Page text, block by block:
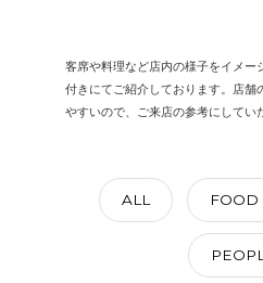
客席や料理など店内の様子をイメー
付きにてご紹介しております。店舗
やすいので、ご来店の参考にしてい
ALL FOOD